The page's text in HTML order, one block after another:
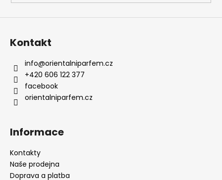
Kontakt
info@orientalniparfem.cz
+420 606 122 377
facebook
orientalniparfem.cz
Informace
Kontakty
Naše prodejna
Doprava a platba